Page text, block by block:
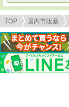
TOP 国内市販薬